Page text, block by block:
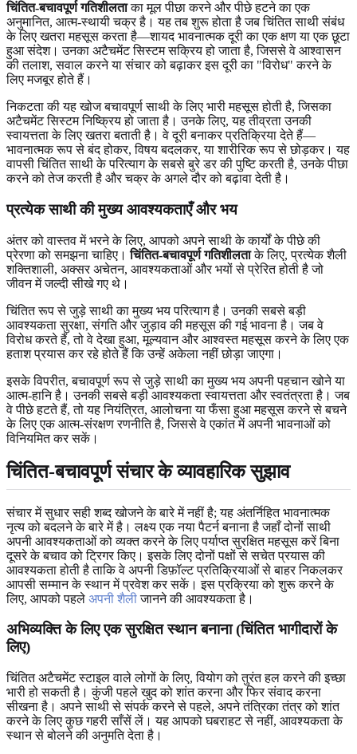
चिंतित-बचावपूर्ण गतिशीलताका मूल पीछा करने और पीछे हटने का एक
अनुमानित, आत्म-स्थायी चक्र है। यह तब शुरू होता है जब चिंतित साथी संबंध
के लिए खतरा महसूस करता है—शायद भावनात्मक दूरी का एक क्षण या एक छूटा
हुआ संदेश। उनका अटैचमेंट सिस्टम सक्रिय हो जाता है, जिससे वे आश्वासन
की तलाश, सवाल करने या संचार को बढ़ाकर इस दूरी का "विरोध" करने के
लिए मजबूर होते हैं।
निकटता की यह खोज बचावपूर्ण साथी के लिए भारी महसूस होती है, जिसका
अटैचमेंट सिस्टम निष्क्रिय हो जाता है। उनके लिए, यह तीव्रता उनकी
स्वायत्तता के लिए खतरा बताती है। वे दूरी बनाकर प्रतिक्रिया देते हैं—
भावनात्मक रूप से बंद होकर, विषय बदलकर, या शारीरिक रूप से छोड़कर। यह
वापसी चिंतित साथी के परित्याग के सबसे बुरे डर की पुष्टि करती है, उनके पीछा
करने को तेज करती है और चक्र के अगले दौर को बढ़ावा देती है।
प्रत्येक साथी की मुख्य आवश्यकताएँ और भय
अंतर को वास्तव में भरने के लिए, आपको अपने साथी के कार्यों के पीछे की
प्रेरणा को समझना चाहिए।चिंतित-बचावपूर्ण गतिशीलताके लिए, प्रत्येक शैली
शक्तिशाली, अक्सर अचेतन, आवश्यकताओं और भयों से प्रेरित होती है जो
जीवन में जल्दी सीखे गए थे।
चिंतित रूप से जुड़े साथी का मुख्य भय परित्याग है। उनकी सबसे बड़ी
आवश्यकता सुरक्षा, संगति और जुड़ाव की महसूस की गई भावना है। जब वे
विरोध करते हैं, तो वे देखा हुआ, मूल्यवान और आश्वस्त महसूस करने के लिए एक
हताश प्रयास कर रहे होते हैं कि उन्हें अकेला नहीं छोड़ा जाएगा।
इसके विपरीत, बचावपूर्ण रूप से जुड़े साथी का मुख्य भय अपनी पहचान खोने या
आत्म-हानि है। उनकी सबसे बड़ी आवश्यकता स्वायत्तता और स्वतंत्रता है। जब
वे पीछे हटते हैं, तो यह नियंत्रित, आलोचना या फँसा हुआ महसूस करने से बचने
के लिए एक आत्म-संरक्षण रणनीति है, जिससे वे एकांत में अपनी भावनाओं को
विनियमित कर सकें।
चिंतित-बचावपूर्ण संचार के व्यावहारिक सुझाव
संचार में सुधार सही शब्द खोजने के बारे में नहीं है; यह अंतर्निहित भावनात्मक
नृत्य को बदलने के बारे में है। लक्ष्य एक नया पैटर्न बनाना है जहाँ दोनों साथी
अपनी आवश्यकताओं को व्यक्त करने के लिए पर्याप्त सुरक्षित महसूस करें बिना
दूसरे के बचाव को ट्रिगर किए। इसके लिए दोनों पक्षों से सचेत प्रयास की
आवश्यकता होती है ताकि वे अपनी डिफ़ॉल्ट प्रतिक्रियाओं से बाहर निकलकर
आपसी सम्मान के स्थान में प्रवेश कर सकें। इस प्रक्रिया को शुरू करने के
लिए, आपको पहले अपनी शैलीजानने की आवश्यकता है।
अभिव्यक्ति के लिए एक सुरक्षित स्थान बनाना (चिंतित भागीदारों के
लिए)
चिंतित अटैचमेंट स्टाइल वाले लोगों के लिए, वियोग को तुरंत हल करने की इच्छा
भारी हो सकती है। कुंजी पहले खुद को शांत करना और फिर संवाद करना
सीखना है। अपने साथी से संपर्क करने से पहले, अपने तंत्रिका तंत्र को शांत
करने के लिए कुछ गहरी साँसें लें। यह आपको घबराहट से नहीं, आवश्यकता के
स्थान से बोलने की अनुमति देता है।